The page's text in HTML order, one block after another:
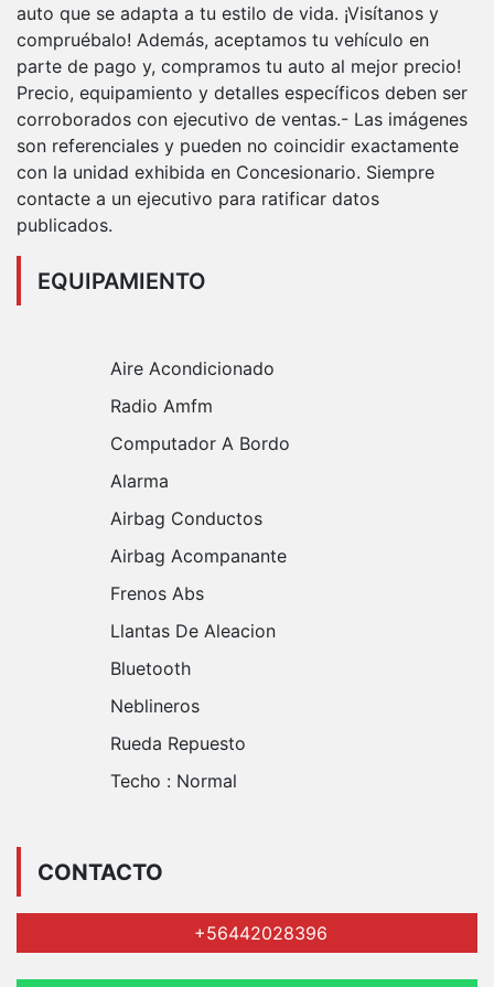
auto que se adapta a tu estilo de vida. ¡Visítanos y
compruébalo! Además, aceptamos tu vehículo en
parte de pago y, compramos tu auto al mejor precio!
Precio, equipamiento y detalles específicos deben ser
corroborados con ejecutivo de ventas.- Las imágenes
son referenciales y pueden no coincidir exactamente
con la unidad exhibida en Concesionario. Siempre
contacte a un ejecutivo para ratificar datos
publicados.
EQUIPAMIENTO
Aire Acondicionado
Radio Amfm
Computador A Bordo
Alarma
Airbag Conductos
Airbag Acompanante
Frenos Abs
Llantas De Aleacion
Bluetooth
Neblineros
Rueda Repuesto
Techo : Normal
CONTACTO
+56442028396